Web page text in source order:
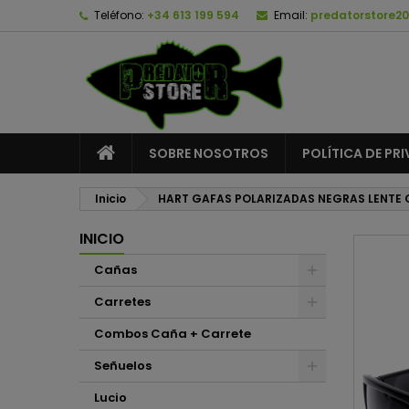
Teléfono: +34 613 199 594 Email:
SOBRE NOSOTROS POLÍTICA DE
Inicio HART GAFAS POLARIZADAS NEGRAS LENTE
INICIO
Cañas
Carretes
Combos Caña + Carrete
Señuelos
Lucio